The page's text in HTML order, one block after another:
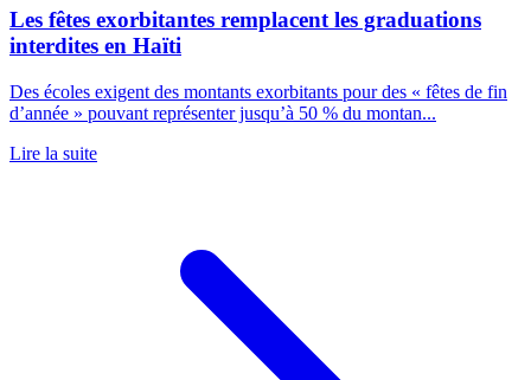
Les fêtes exorbitantes remplacent les graduations
interdites en Haïti
Des écoles exigent des montants exorbitants pour des « fêtes de fin
d’année » pouvant représenter jusqu’à 50 % du montan...
Lire la suite